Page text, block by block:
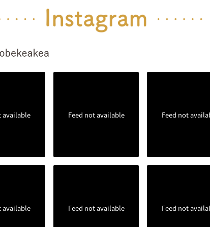
available Feed not available Feed not
available Feed not available Feed not